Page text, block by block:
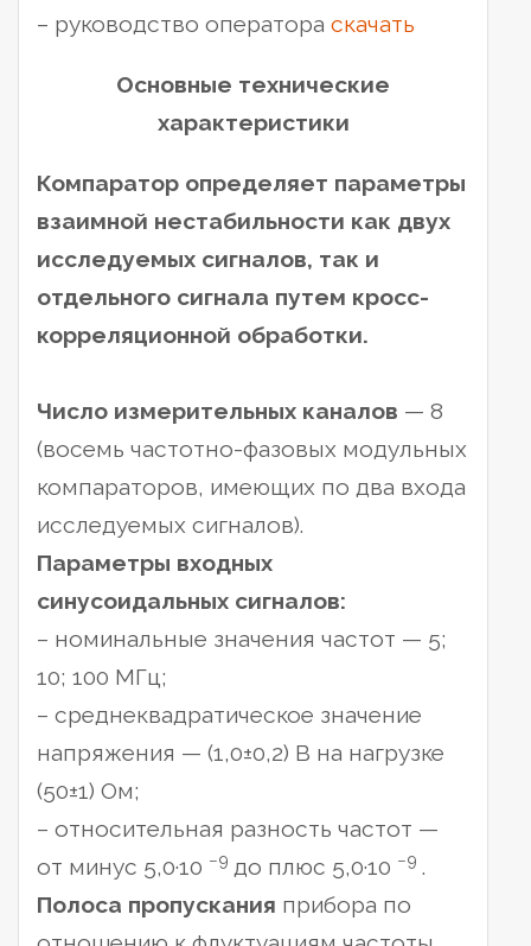
– руководство оператора скачать
Основные технические
характеристики
Компаратор определяет параметры
взаимной нестабильности как двух
исследуемых сигналов, так и
отдельного сигнала путем кросс-
корреляционной обработки.
Число измерительных каналов — 8
(восемь частотно-фазовых модульных
компараторов, имеющих по два входа
исследуемых сигналов).
Параметры входных
синусоидальных сигналов:
– номинальные значения частот — 5;
10; 100 МГц;
– среднеквадратическое значение
напряжения — (1,0±0,2) В на нагрузке
(50±1) Ом;
– относительная разность частот —
от минус 5,0·10 −9 до плюс 5,0·10 −9 .
Полоса пропускания прибора по